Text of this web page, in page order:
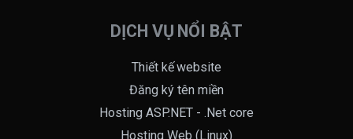
DỊCH VỤ NỔI BẬT
Thiết kế website
Đăng ký tên miền
Hosting ASP.NET - .Net core
Hosting Web (Linux)